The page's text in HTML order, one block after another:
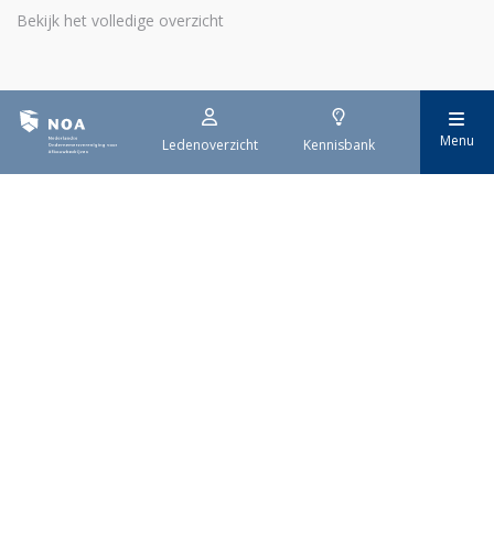
Ledenoverzicht Kennisbank Menu
Bekijk het volledige overzicht